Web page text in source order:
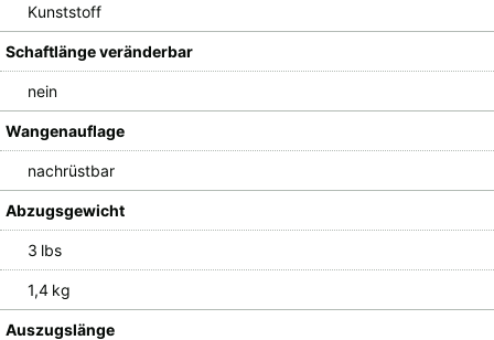
Kunststoff
Schaftlänge veränderbar
nein
Wangenauflage
nachrüstbar
Abzugsgewicht
3 lbs
1,4 kg
Auszugslänge